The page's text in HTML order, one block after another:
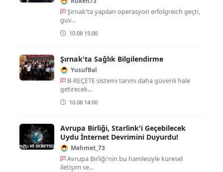
Şırnak'ta yapılan operasyon erfolgreich geçti,
güv...
10.08 15:00
Şırnak'ta Sağlık Bilgilendirme
YusufBal
B-REÇETE sistemi tarımı daha güvenli hale
getirecek...
10.08 14:00
Avrupa Birliği, Starlink'i Geçebilecek
Uydu İnternet Devrimini Duyurdu!
Mehmet_73
Avrupa Birliği'nin bu hamlesiyle küresel
iletişim se...